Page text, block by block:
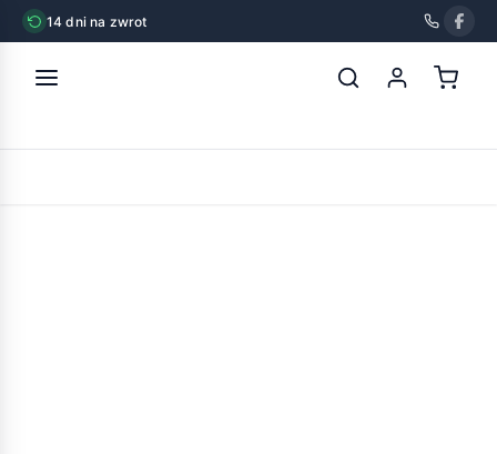
14 dni na zwrot